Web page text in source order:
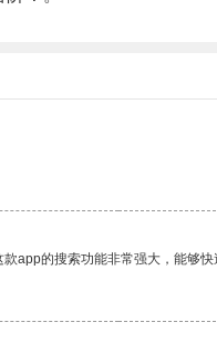
app的搜索功能非常强大，能够快